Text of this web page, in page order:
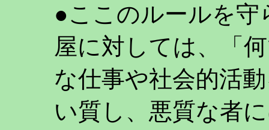
●ここのルールを守
屋に対しては、「
な仕事や社会的活
い質し、悪質な者